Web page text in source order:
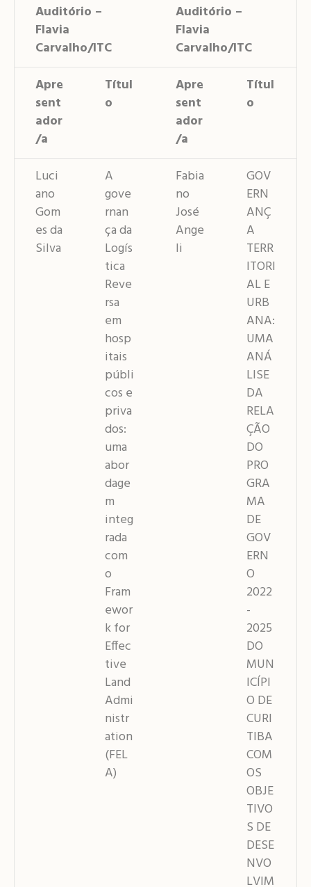
Auditório –
Flavia
Carvalho/ITC
Auditório –
Flavia
Carvalho/ITC
Apre
sent
ador
/a
Títul
o
Apre
sent
ador
/a
Títul
o
Luci
ano
Gom
es da
Silva
A
gove
rnan
ça da
Logís
tica
Reve
rsa
em
hosp
itais
públi
cos e
priva
dos:
uma
abor
dage
m
integ
rada
com
o
Fram
ewor
k for
Effec
tive
Land
Admi
nistr
ation
(FEL
A)
Fabia
no
José
Ange
li
GOV
ERN
ANÇ
A
TERR
ITORI
AL E
URB
ANA:
UMA
ANÁ
LISE
DA
RELA
ÇÃO
DO
PRO
GRA
MA
DE
GOV
ERN
O
2022
-
2025
DO
MUN
ICÍPI
O DE
CURI
TIBA
COM
OS
OBJE
TIVO
S DE
DESE
NVO
LVIM